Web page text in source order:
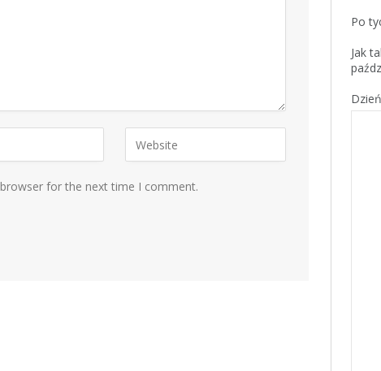
for the next time I comment.
Po
Jak